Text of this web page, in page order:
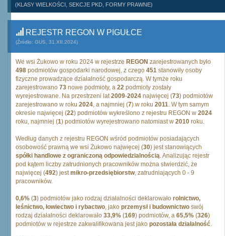
(KLASY WIELKOŚCI, SEKCJE PKD, FORMY PRAWNE)
REJESTR REGON W PIGUŁCE
(Źródło: GUS, 31.XII.2024)
We wsi Żukowo w roku 2024 w rejestrze REGON zarejestrowanych było
498 podmiotów gospodarki narodowej, z czego 451 stanowiły osoby
fizyczne prowadzące działalność gospodarczą. W tymże roku
zarejestrowano 73 nowe podmioty, a 22 podmioty zostały
wyrejestrowane. Na przestrzeni lat2009-2024 najwięcej (73) podmiotów
zarejestrowano w roku 2024, a najmniej (7) w roku 2011. W tym samym
okresie najwięcej (22) podmiotów wykreślono z rejestru REGON w 2024
roku, najmniej (1) podmiotów wyrejestrowano natomiast w 2010 roku.
Według danych z rejestru REGON wśród podmiotów posiadających
osobowość prawną we wsi Żukowo najwięcej (30) jest stanowiących
spółki handlowe z ograniczoną odpowiedzialnością. Analizując rejestr
pod kątem liczby zatrudnionych pracowników można stwierdzić, że
najwięcej (492) jestmikro-przedsiębiorstw, zatrudniających 0 - 9
pracowników.
0,6% (3) podmiotów jako rodzaj działalności deklarowało rolnictwo,
leśnictwo, łowiectwo i rybactwo, jako przemysł i budownictwo swój
rodzaj działalności deklarowało 33,9% (169) podmiotów, a 65,5% (326)
podmiotów w rejestrze zakwalifikowana jest jako pozostała działalność.